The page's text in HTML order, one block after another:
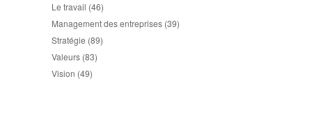
Le travail (46)
Management des entreprises (39)
Stratégie (89)
Valeurs (83)
Vision (49)